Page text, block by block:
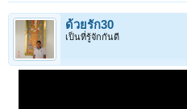
ด้วยรัก30
เป็นที่รู้จักกันดี